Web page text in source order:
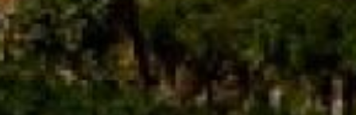
Słodkie
Kolor
czerwone
Kraj
Mołdawia